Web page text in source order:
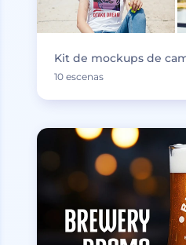
Kit de mockups de
10 escenas